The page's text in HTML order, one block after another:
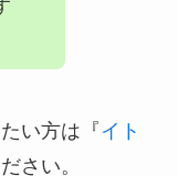
い方は『 イト
さい。